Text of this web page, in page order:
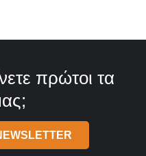
πρώτοι τα